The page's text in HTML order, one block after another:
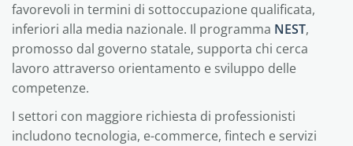
favorevoli in termini di sottoccupazione qualificata,
inferiori alla media nazionale. Il programma NEST,
promosso dal governo statale, supporta chi cerca
lavoro attraverso orientamento e sviluppo delle
competenze.
I settori con maggiore richiesta di professionisti
includono tecnologia, e-commerce, fintech e servizi